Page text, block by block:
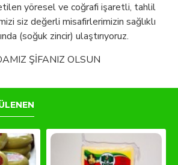
yöresel ve coğrafi işaretli, tahlil
siz değerli misafirlerimizin sağlıklı
(soğuk zincir) ulaştırıyoruz.
ŞİFANIZ OLSUN